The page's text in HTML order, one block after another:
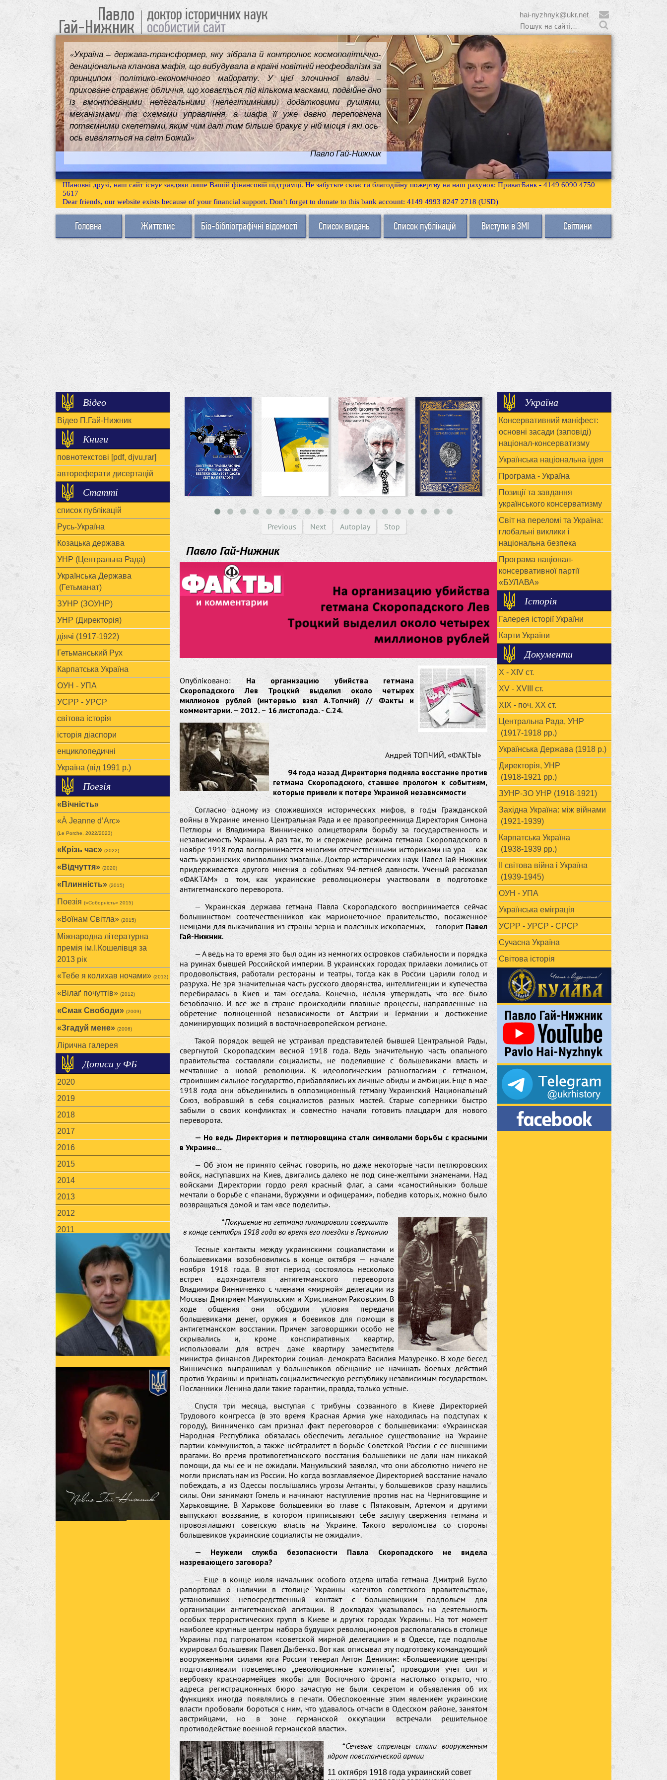
Павло
Гай-Нижник
доктор історичних наук
особистий сайт
hai-nyzhnyk@ukr.net
«Україна – держава-трансформер, яку зібрала й контролює космополітично-
денаціональна кланова мафія, що вибудувала в країні новітній неофеодалізм за
принципом політико-економічного майорату. У цієї злочинної влади –
приховане справжнє обличчя, що ховається під кількома масками, подвійне дно
із вмонтованими нелегальними (нелегітимними) додатковими рушіями,
механізмами та схемами управління, а шафа її уже давно переповнена
потаємними скелетами, яким чим далі тим більше бракує у ній місця і які ось-
ось виваляться на світ Божий»
Павло Гай-Нижник
Шановні друзі, наш сайт існує завдяки лише Вашій фінансовій підтримці. Не забутьте скласти благодійну пожертву на наш рахунок: ПриватБанк - 4149 6090 4750
5617
Dear friends, our website exists because of your financial support. Don’t forget to donate to this bank account: 4149 4993 8247 2718 (USD)
Головна Життєпис Біо-бібліографічні відомості Список видань Список публікацій Виступи в ЗМІ Світлини
Відео
Відео П.Гай-Нижник
Книги
повнотекстові [pdf, djvu,rar]
автореферати дисертацій
Статті
список публікацій
Русь-Україна
Козацька держава
УНР (Центральна Рада)
Українська Держава
(Гетьманат)
ЗУНР (ЗОУНР)
УНР (Директорія)
діячі (1917-1922)
Гетьманський Рух
Карпатська Україна
ОУН - УПА
УСРР - УРСР
світова історія
історія діаспори
енциклопедичні
Україна (від 1991 р.)
Поезія
«Вічність»
«À Jeanne d’Arc»
(Le Porche, 2022/2023)
«Крізь час» (2022)
«Відчуття» (2020)
«Плинність» (2015)
Поезія («Соборність» 2015)
«Воїнам Cвітла» (2015)
Міжнародна літературна
премія ім.І.Кошелівця за
2013 рік
«Тебе я колихав ночами» (2013)
«Вілаґ почуттів» (2012)
«Смак Свободи» (2009)
«Згадуй мене» (2006)
Лірична галерея
Дописи у ФБ
2020
2019
2018
2017
2016
2015
2014
2013
2012
2011
Previous Next Autoplay Stop
Павло Гай-Нижник
Опубліковано: На организацию убийства гетмана
Скоропадского Лев Троцкий выделил около четырех
миллионов рублей (интервью взял А.Топчий) // Факты и
комментарии. – 2012. – 16 листопада. - С.24.
Андрей ТОПЧИЙ, «ФАКТЫ»
94 года назад Директория подняла восстание против
гетмана Скоропадского, ставшее прологом к событиям,
которые привели к потере Украиной независимости
Согласно одному из сложившихся исторических мифов, в годы Гражданской
войны в Украине именно Центральная Рада и ее правопреемница Директория Симона
Петлюры и Владимира Винниченко олицетворяли борьбу за государственность и
независимость Украины. А раз так, то и свержение режима гетмана Скоропадского в
ноябре 1918 года воспринимается многими отечественными историками на ура — как
часть украинских «визвольних змагань». Доктор исторических наук Павел Гай-Нижник
придерживается другого мнения о событиях 94-летней давности. Ученый рассказал
«ФАКТАМ» о том, как украинские революционеры участвовали в подготовке
антигетманского переворота.
— Украинская держава гетмана Павла Скоропадского воспринимается сейчас
большинством соотечественников как марионеточное правительство, посаженное
немцами для выкачивания из страны зерна и полезных ископаемых, — говорит Павел
Гай-Нижник.
— А ведь на то время это был один из немногих островков стабильности и порядка
на руинах бывшей Российской империи. В украинских городах прилавки ломились от
продовольствия, работали рестораны и театры, тогда как в России царили голод и
разруха. Не зря значительная часть русского дворянства, интеллигенции и купечества
перебиралась в Киев и там оседала. Конечно, нельзя утверждать, что все было
безоблачно. И все же в стране происходили плавные процессы, направленные на
обретение полноценной независимости от Австрии и Германии и достижение
доминирующих позиций в восточноевропейском регионе.
Такой порядок вещей не устраивал представителей бывшей Центральной Рады,
свергнутой Скоропадским весной 1918 года. Ведь значительную часть опального
правительства составляли социалисты, не поделившие с большевиками власть и
мечтавшие о новой революции. К идеологическим разногласиям с гетманом,
строившим сильное государство, прибавлялись их личные обиды и амбиции. Еще в мае
1918 года они объединились в оппозиционный гетману Украинский Национальный
Союз, вобравший в себя социалистов разных мастей. Старые соперники быстро
забыли о своих конфликтах и совместно начали готовить плацдарм для нового
переворота.
— Но ведь Директория и петлюровщина стали символами борьбы с красными
в Украине...
— Об этом не принято сейчас говорить, но даже некоторые части петлюровских
войск, наступавших на Киев, двигались далеко не под сине-желтыми знаменами. Над
войсками Директории гордо реял красный флаг, а сами «самостийныки» больше
мечтали о борьбе с «панами, буржуями и офицерами», победив которых, можно было
возвращаться домой и там «все поделить».
*Покушение на гетмана планировали совершить
в конце сентября 1918 года во время его поездки в Германию
Тесные контакты между украинскими социалистами и
большевиками возобновились в конце октября — начале
ноября 1918 года. В этот период состоялось несколько
встреч вдохновителя антигетманского переворота
Владимира Винниченко с членами «мирной» делегации из
Москвы Дмитрием Мануильским и Христианом Раковским. В
ходе общения они обсудили условия передачи
большевиками денег, оружия и боевиков для помощи в
антигетманском восстании. Причем заговорщики особо не
скрывались и, кроме конспиративных квартир,
использовали для встреч даже квартиру заместителя
министра финансов Директории социал- демократа Василия Мазуренко. В ходе бесед
Винниченко выпрашивал у большевиков обещание не начинать боевых действий
против Украины и признать социалистическую республику независимым государством.
Посланники Ленина дали такие гарантии, правда, только устные.
Спустя три месяца, выступая с трибуны созванного в Киеве Директорией
Трудового конгресса (в это время Красная Армия уже находилась на подступах к
городу), Винниченко сам признал факт переговоров с большевиками: «Украинская
Народная Республика обязалась обеспечить легальное существование на Украине
партии коммунистов, а также нейтралитет в борьбе Советской России с ее внешними
врагами. Во время противогетманского восстания большевики не дали нам никакой
помощи, да мы ее и не ожидали. Мануильский заявлял, что они абсолютно ничего не
могли прислать нам из России. Но когда возглавляемое Директорией восстание начало
побеждать, а из Одессы послышались угрозы Антанты, у большевиков сразу нашлись
силы. Они занимают Гомель и начинают наступление против нас на Черниговщине и
Харьковщине. В Харькове большевики во главе с Пятаковым, Артемом и другими
выпускают воззвание, в котором приписывают себе заслугу свержения гетмана и
провозглашают советскую власть на Украине. Такого вероломства со стороны
большевиков украинские социалисты не ожидали».
— Неужели служба безопасности Павла Скоропадского не видела
назревающего заговора?
— Еще в конце июля начальник особого отдела штаба гетмана Дмитрий Бусло
рапортовал о наличии в столице Украины «агентов советского правительства»,
установивших непосредственный контакт с большевицким подпольем для
организации антигетманской агитации. В докладах указывалось на деятельность
особых террористических групп в Киеве и других городах Украины. На тот момент
наиболее крупные центры набора будущих революционеров располагались в столице
Украины под патронатом «советской мирной делегации» и в Одессе, где подполье
курировал большевик Павел Дыбенко. Вот как описывал эту подготовку командующий
вооруженными силами юга России генерал Антон Деникин: «Большевицкие центры
подготавливали повсеместно „революционные комитеты“, проводили учет сил и
вербовку красноармейцев якобы для Восточного фронта настолько открыто, что
адреса регистрационных бюро зачастую не были секретом и объявления об их
функциях иногда появлялись в печати. Обеспокоенные этим явлением украинские
власти пробовали бороться с ним, что удавалось отчасти в Одесском районе, занятом
австрийцами, но в зоне германской оккупации встречали решительное
противодействие военной германской власти».
*Сечевые стрельцы стали вооруженным
ядром повстанческой армии
11 октября 1918 года украинский совет
Україна
Консервативний маніфест:
основні засади (заповіді)
націонал-консерватизму
Українська національна ідея
Програма - Україна
Позиції та завдання
українського консерватизму
Світ на переломі та Україна:
глобальні виклики і
національна безпека
Програма націонал-
консервативної партії
«БУЛАВА»
Історія
Галерея історії України
Карти України
Документи
X - XIV ст.
XV - XVIII ст.
ХІХ - поч. ХХ ст.
Центральна Рада, УНР
(1917-1918 рр.)
Українська Держава (1918 р.)
Директорія, УНР
(1918-1921 рр.)
ЗУНР-ЗО УНР (1918-1921)
Західна Україна: між війнами
(1921-1939)
Карпатська Україна
(1938-1939 рр.)
ІІ світова війна і Україна
(1939-1945)
ОУН - УПА
Українська еміграція
УСРР - УРСР - СРСР
Сучасна Україна
Світова історія